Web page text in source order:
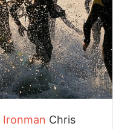
Ironman Chris